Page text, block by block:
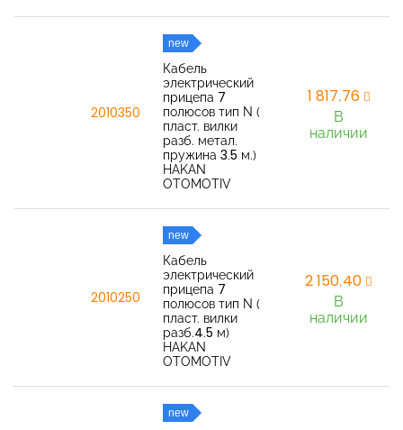
2010350
new
Кабель
электрический
прицепа 7
полюсов тип N (
пласт. вилки
разб. метал.
пружина 3.5 м.)
HAKAN
OTOMOTIV
1 817,76
В
наличии
2010250
new
Кабель
электрический
прицепа 7
полюсов тип N (
пласт. вилки
разб.4.5 м)
HAKAN
OTOMOTIV
2 150,40
В
наличии
new